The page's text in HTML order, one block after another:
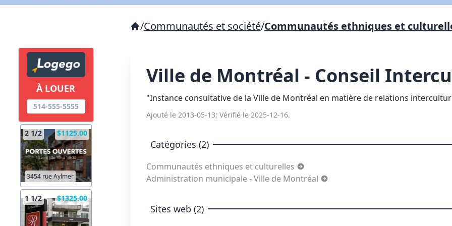
À LOUER
514-555-5555
2 1/2 $1125.00
3454 rue Aylmer
1 1/2 $1325.00
/Communautés et société/Communautés ethniques et
Ville de Montréal - Conseil
"Instance consultative de la Ville de Montréal en matière de relations
Ajouté le 2013-05-13; Vérifié le 2025-12-16.
Catégories (2)
Communautés ethniques et culturelles
Administration municipale - Ville de Montréal
Sites web (2)
X Fermer Envoyez
X Fermer Envoyez